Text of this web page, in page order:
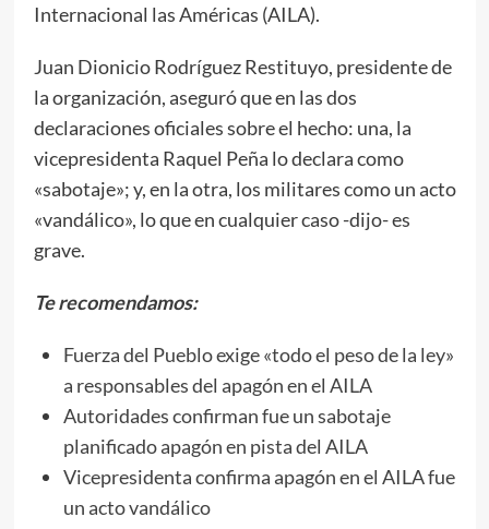
Internacional las Américas (AILA).
Juan Dionicio Rodríguez Restituyo, presidente de
la organización, aseguró que en las dos
declaraciones oficiales sobre el hecho: una, la
vicepresidenta Raquel Peña lo declara como
«sabotaje»; y, en la otra, los militares como un acto
«vandálico», lo que en cualquier caso -dijo- es
grave.
Te recomendamos:
Fuerza del Pueblo exige «todo el peso de la ley»
a responsables del apagón en el AILA
Autoridades confirman fue un sabotaje
planificado apagón en pista del AILA
Vicepresidenta confirma apagón en el AILA fue
un acto vandálico